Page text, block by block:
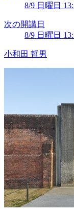
8/9 日曜日
次の開講日
8/9 日曜日
小和田 哲男